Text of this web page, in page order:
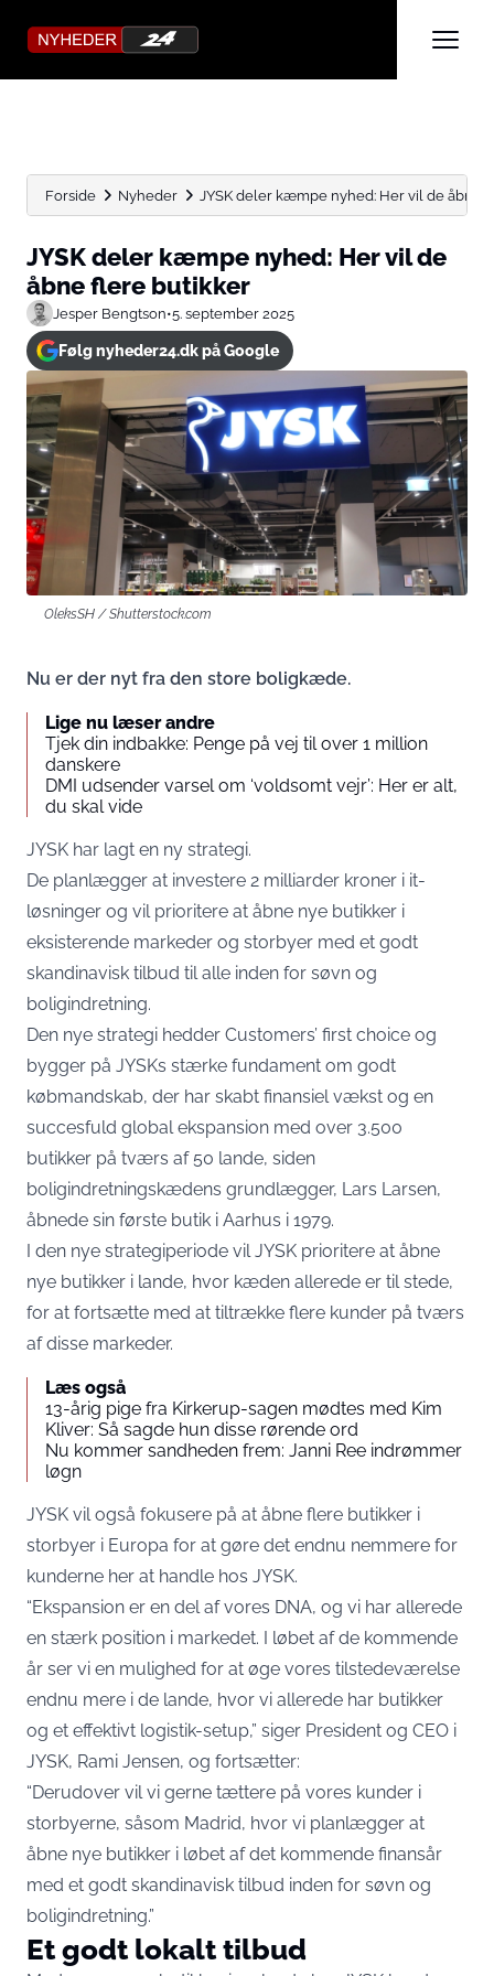
Forside Nyheder JYSK deler kæmpe nyhed: Her vil de åbne
JYSK deler kæmpe nyhed: Her vil de
åbne flere butikker
Jesper Bengtson•5. september 2025
Følg nyheder24.dk på Google
OleksSH / Shutterstock.com
Nu er der nyt fra den store boligkæde.
Lige nu læser andre
Tjek din indbakke: Penge på vej til over 1 million
danskere
DMI udsender varsel om ‘voldsomt vejr’: Her er alt,
du skal vide
JYSK har lagt en ny strategi.
De planlægger at investere 2 milliarder kroner i it-
løsninger og vil prioritere at åbne nye butikker i
eksisterende markeder og storbyer med et godt
skandinavisk tilbud til alle inden for søvn og
boligindretning.
Den nye strategi hedder Customers’ first choice og
bygger på JYSKs stærke fundament om godt
købmandskab, der har skabt finansiel vækst og en
succesfuld global ekspansion med over 3.500
butikker på tværs af 50 lande, siden
boligindretningskædens grundlægger, Lars Larsen,
åbnede sin første butik i Aarhus i 1979.
I den nye strategiperiode vil JYSK prioritere at åbne
nye butikker i lande, hvor kæden allerede er til stede,
for at fortsætte med at tiltrække flere kunder på tværs
af disse markeder.
Læs også
13-årig pige fra Kirkerup-sagen mødtes med Kim
Kliver: Så sagde hun disse rørende ord
Nu kommer sandheden frem: Janni Ree indrømmer
løgn
JYSK vil også fokusere på at åbne flere butikker i
storbyer i Europa for at gøre det endnu nemmere for
kunderne her at handle hos JYSK.
“Ekspansion er en del af vores DNA, og vi har allerede
en stærk position i markedet. I løbet af de kommende
år ser vi en mulighed for at øge vores tilstedeværelse
endnu mere i de lande, hvor vi allerede har butikker
og et effektivt logistik-setup,” siger President og CEO i
JYSK, Rami Jensen, og fortsætter:
“Derudover vil vi gerne tættere på vores kunder i
storbyerne, såsom Madrid, hvor vi planlægger at
åbne nye butikker i løbet af det kommende finansår
med et godt skandinavisk tilbud inden for søvn og
boligindretning.”
Et godt lokalt tilbud